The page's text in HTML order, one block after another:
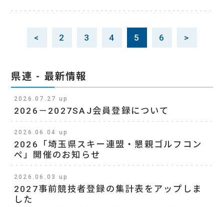
< 2 3 4 5 6 >
県連 - 最新情報
2026.07.27 up
2026－2027SAJ会員登録について
2026.06.04 up
2026「埼玉県スキー連盟・懇親ゴルフコン
ペ」開催のお知らせ
2026.06.03 up
2027事前競技者登録の集計表をアップしま
した